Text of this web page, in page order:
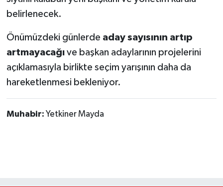
belirlenecek.
Önümüzdeki günlerde aday sayısının artıp
artmayacağıve başkan adaylarının projelerini
açıklamasıyla birlikte seçim yarışının daha da
hareketlenmesi bekleniyor.
Muhabir: Yetkiner Mayda